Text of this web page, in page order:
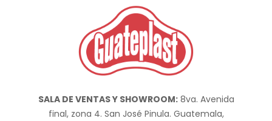
SALA DE VENTAS Y SHOWROOM:8va. Avenida
final, zona 4. San José Pinula. Guatemala,